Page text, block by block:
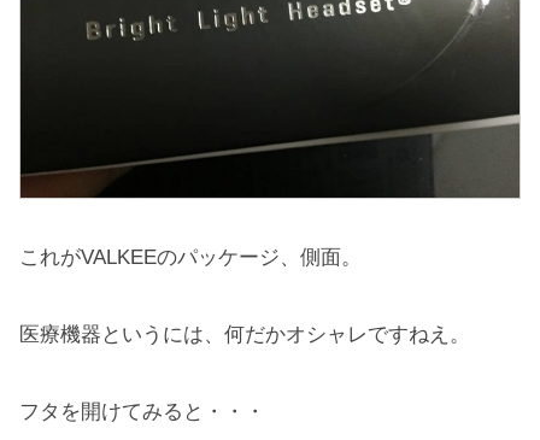
これがVALKEEのパッケージ、側面。
医療機器というには、何だかオシャレですねえ。
フタを開けてみると・・・